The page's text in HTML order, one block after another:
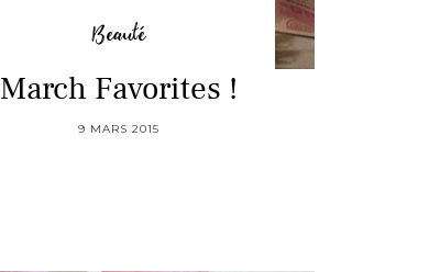
Beauté
March Favorites !
9 MARS 2015